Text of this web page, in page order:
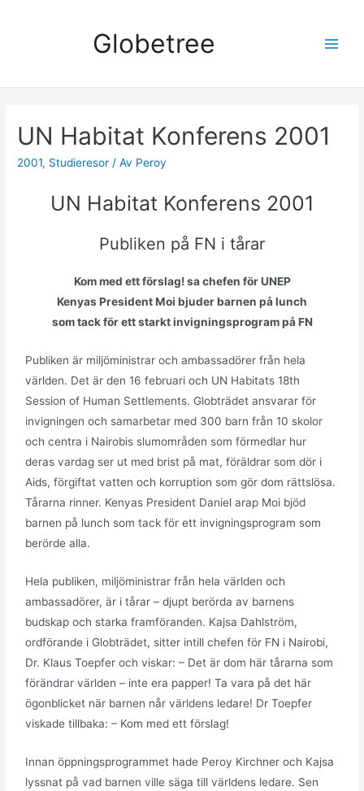
Globetree
UN Habitat Konferens 2001
2001, Studieresor / Av Peroy
UN Habitat Konferens 2001
Publiken på FN i tårar
Kom med ett förslag! sa chefen för UNEP
Kenyas President Moi bjuder barnen på lunch
som tack för ett starkt invigningsprogram på FN
Publiken är miljöministrar och ambassadörer från hela
världen. Det är den 16 februari och UN Habitats 18th
Session of Human Settlements. Globträdet ansvarar för
invigningen och samarbetar med 300 barn från 10 skolor
och centra i Nairobis slumområden som förmedlar hur
deras vardag ser ut med brist på mat, föräldrar som dör i
Aids, förgiftat vatten och korruption som gör dom rättslösa.
Tårarna rinner. Kenyas President Daniel arap Moi bjöd
barnen på lunch som tack för ett invigningsprogram som
berörde alla.
Hela publiken, miljöministrar från hela världen och
ambassadörer, är i tårar – djupt berörda av barnens
budskap och starka framföranden. Kajsa Dahlström,
ordförande i Globträdet, sitter intill chefen för FN i Nairobi,
Dr. Klaus Toepfer och viskar: – Det är dom här tårarna som
förändrar världen – inte era papper! Ta vara på det här
ögonblicket när barnen når världens ledare! Dr Toepfer
viskade tillbaka: – Kom med ett förslag!
Innan öppningsprogrammet hade Peroy Kirchner och Kajsa
lyssnat på vad barnen ville säga till världens ledare. Sen